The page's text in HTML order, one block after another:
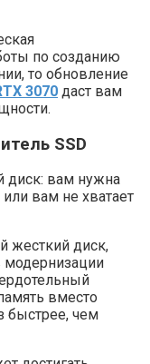
по созданию
то обновление
3070 даст вам
SSD
диск: вам нужна
вам не хватает
жесткий диск,
вместо
быстрее, чем